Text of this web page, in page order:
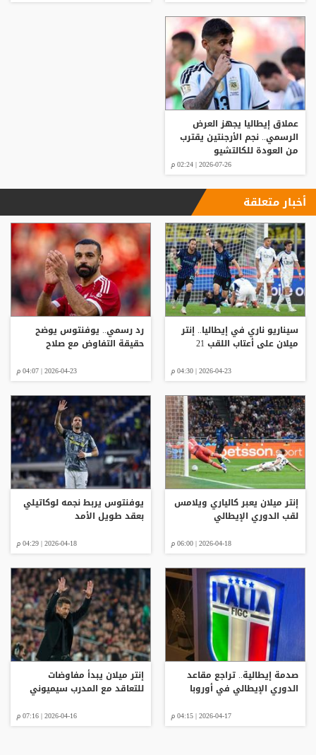
عملاق إيطاليا يجهز العرض
الرسمي.. نجم الأرجنتين يقترب
من العودة للكالتشيو
2026-07-26 | 02:24 م
أخبار متعلقة
سيناريو ناري في إيطاليا.. إنتر
ميلان على أعتاب اللقب 21
2026-04-23 | 04:30 م
رد رسمي.. يوفنتوس يوضح
حقيقة التفاوض مع صلاح
2026-04-23 | 04:07 م
إنتر ميلان يعبر كالياري ويلامس
لقب الدوري الإيطالي
2026-04-18 | 06:00 م
يوفنتوس يربط نجمه لوكاتيلي
بعقد طويل الأمد
2026-04-18 | 04:29 م
صدمة إيطالية.. تراجع مقاعد
الدوري الإيطالي في أوروبا
2026-04-17 | 04:15 م
إنتر ميلان يبدأ مفاوضات
للتعاقد مع المدرب سيميوني
2026-04-16 | 07:16 م